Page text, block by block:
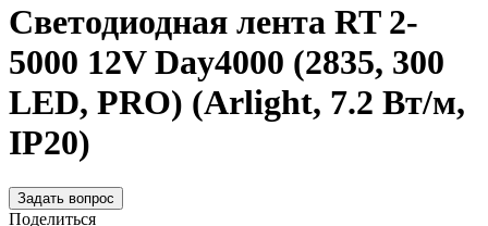
Светодиодная лента RT 2-
5000 12V Day4000 (2835, 300
LED, PRO) (Arlight, 7.2 Вт/м,
IP20)
Задать вопрос
Поделиться